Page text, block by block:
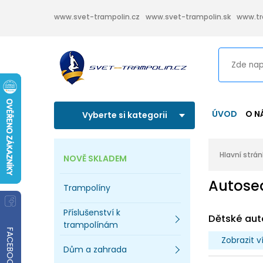
FACEBOOK
www.svet-trampolin.cz www.svet-trampolin.sk
Vyberte si kategorii ÚVOD O
NOVĚ SKLADEM
Trampolíny
Příslušenství k
trampolínám
Dům a zahrada
Hlavní
Dětské
Zobrazit